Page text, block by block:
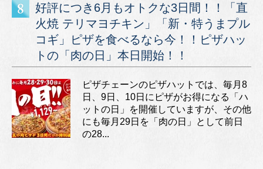
好評につき6月もオトクな3日間！！「直
火焼 テリマヨチキン」「新・特うまプル
コギ」ピザを食べるなら今！！ピザハッ
トの「肉の日」本日開始！！
ピザチェーンのピザハットでは、毎月8
日、9日、10日にピザがお得になる「ハ
ットの日」を開催していますが、その他
にも毎月29日を「肉の日」として前日
の28...